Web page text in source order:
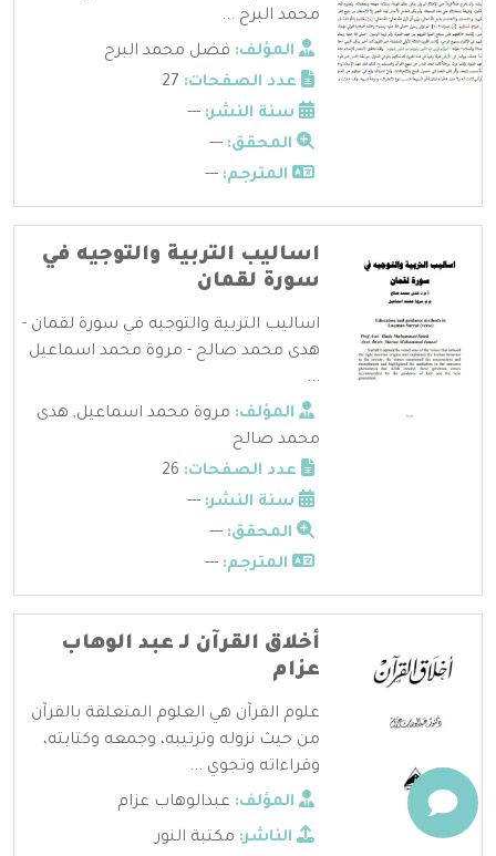
محمد البرح ...
المؤلف: فضل محمد البرح
عدد الصفحات:
سنة النشر: ---
المحقق: ---
المترجم: ---
اساليب التربية والتوجيه في
سورة لقمان
اساليب التربية والتوجيه في سورة لقمان -
هدى محمد صالح - مروة محمد اسماعيل
...
المؤلف: مروة محمد اسماعيل, هدى
محمد صالح
عدد الصفحات:
سنة النشر: ---
المحقق: ---
المترجم: ---
أخلاق القرآن لـ عبد الوهاب
عزام
علوم القرآن هي العلوم المتعلقة بالقرآن
من حيث نزوله وترتيبه، وجمعه وكتابته،
وقراءاته وتجوي ...
المؤلف: عبدالوهاب عزام
الناشر: مكتبة النور